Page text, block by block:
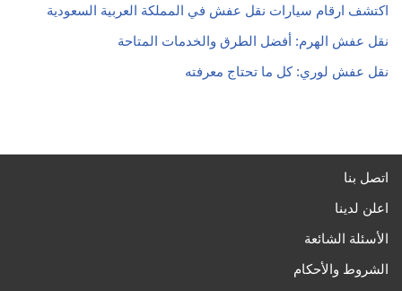
اكتشف ارقام سيارات نقل عفش في المملكة العربية السعودية
نقل عفش الهرم: أفضل الطرق والخدمات المتاحة
نقل عفش لوري: كل ما تحتاج معرفته
اتصل بنا
اعلن لدينا
الأسئلة الشائعة
الشروط والأحكام